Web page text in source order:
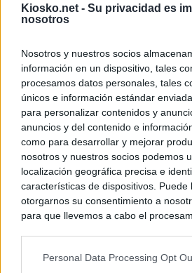
Kiosko.net - Su privacidad es
nosotros
Nosotros y nuestros socios
información en un dispositivo, tales
procesamos datos personales, tales
únicos e información estándar
para personalizar contenidos y
anuncios y del contenido e
como para desarrollar y mejorar
nosotros y nuestros socios podemos
localización geográfica precisa e
características de dispositivos. Puede
otorgarnos su consentimiento a
para que llevemos a cabo el
negar su consentimiento. Tenga en
Personal Data Processing Opt